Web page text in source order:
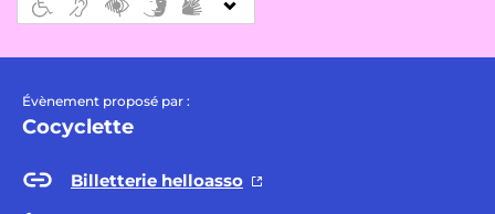
Évènement proposé par :
Cocyclette
Billetterie helloasso